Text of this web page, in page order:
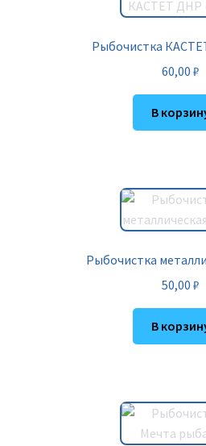
Рыбочистка
60,00 ₽
В
Рыбочистка
50,00 ₽
В